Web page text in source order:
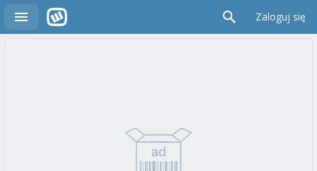
Zaloguj się